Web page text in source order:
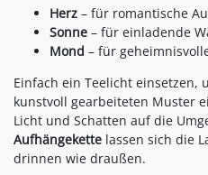
Herz – für romantische
Sonne – für einladende
Mond – für
Einfach ein Teelicht einsetzen,
kunstvoll gearbeiteten Muster
Licht und Schatten auf die
Aufhängekette lassen sich die
drinnen wie draußen.